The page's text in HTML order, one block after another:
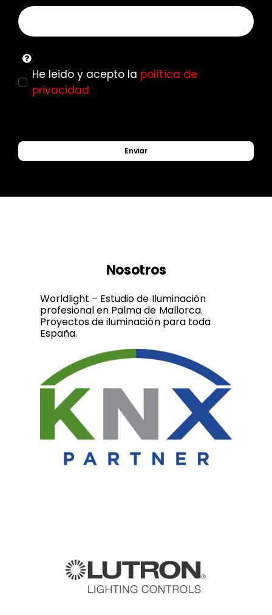
He leido y acepto la política de
privacidad
Enviar
Nosotros
Worldlight – Estudio de Iluminación
profesional en Palma de Mallorca.
Proyectos de iluminación para toda
España.